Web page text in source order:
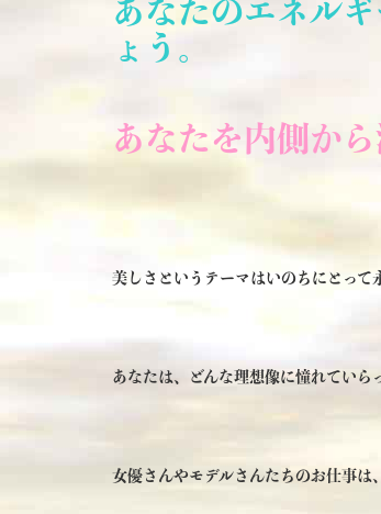
あなたのエネル
ょう。
あなたを内側か
美しさというテーマはいのちにとって
あなたは、どんな理想像に憧れていら
女優さんやモデルさんたちのお仕事は